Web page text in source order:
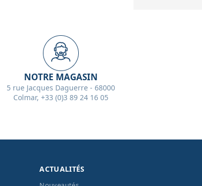
NOTRE MAGASIN
5 rue Jacques Daguerre - 68000
Colmar, +33 (0)3 89 24 16 05
ACTUALITÉS